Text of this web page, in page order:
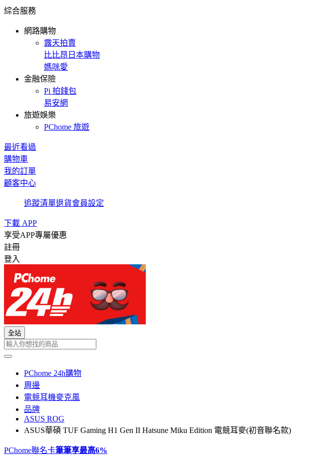
綜合服務
網路購物
露天拍賣
比比昂日本購物
媽咪愛
金融保險
Pi 拍錢包
易安網
旅遊娛樂
PChome 旅遊
最近看過
購物車
我的訂單
顧客中心
追蹤清單退貨會員設定
下載 APP
享受APP專屬優惠
註冊
登入
全站
PChome 24h購物
周邊
電競耳機麥克風
品牌
ASUS ROG
ASUS華碩 TUF Gaming H1 Gen II Hatsune Miku Edition 電競耳麥(初音聯名款)
PChome聯名卡筆筆享最高6%